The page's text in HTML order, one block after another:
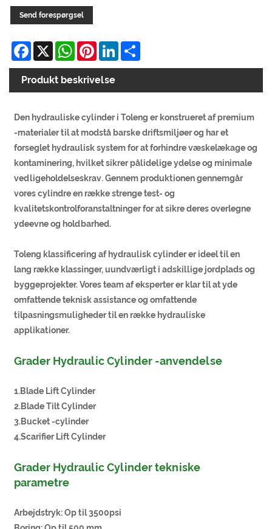
Send forespørgsel
Facebook
X WhatsApp
Pinterest
LinkedIn
Produkt beskrivelse
Den hydrauliske cylinder i Toleng er konstrueret af premium
-materialer til at modstå barske driftsmiljøer og har et
forseglet hydraulisk system for at forhindre væskelækage og
kontaminering, hvilket sikrer pålidelige ydelse og minimale
vedligeholdelseskrav. Gennem produktionen gennemgår
vores cylindre en række strenge test- og
kvalitetskontrolforanstaltninger for at sikre deres overlegne
ydeevne og holdbarhed.
Toleng klassificering af hydraulisk cylinder er ideel til en
lang række klassinger, uundværligt i adskillige jordplads og
byggeprojekter. Vores team af eksperter er klar til at yde
omfattende teknisk assistance og omfattende
tilpasningsmuligheder til en række hydrauliske
applikationer.
Grader Hydraulic Cylinder -anvendelse
1.Blade Lift Cylinder
2.Blade Tilt Cylinder
3.Bucket -cylinder
4.Scarifier Lift Cylinder
Grader Hydraulic Cylinder tekniske
parametre
Arbejdstryk: Op til 3500psi